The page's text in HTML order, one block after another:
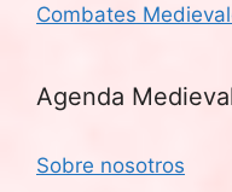
Combates
Agenda
Sobre nosotros